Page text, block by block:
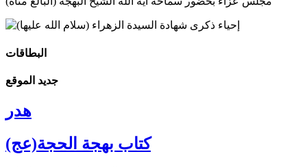
البطاقات
جديد الموقع
هدر
كتاب بهجة الحجة(عج)